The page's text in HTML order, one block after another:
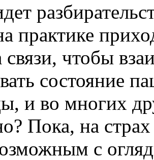
практике
связи, чтобы
состояние
и во многих
Пока, на
с